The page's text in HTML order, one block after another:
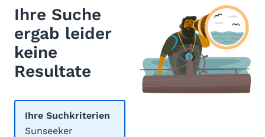
Ihre Suche
ergab leider
keine
Resultate
Ihre Suchkriterien
Sunseeker